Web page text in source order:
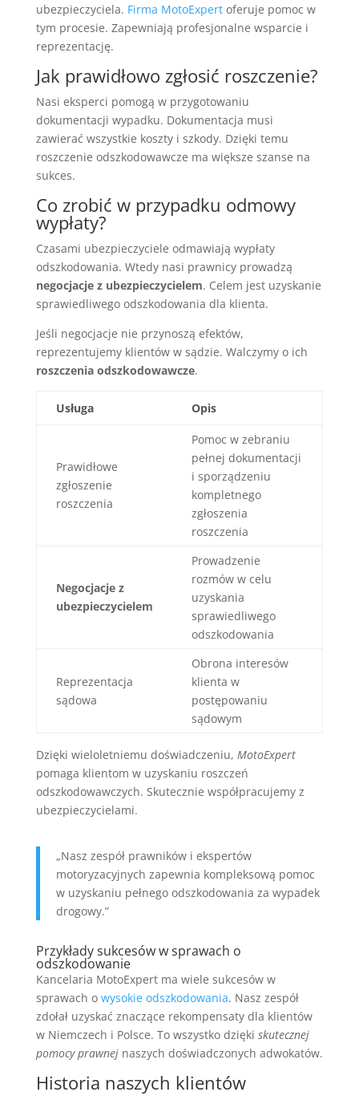
ubezpieczyciela. Firma MotoExpertoferuje pomoc w
tym procesie. Zapewniają profesjonalne wsparcie i
reprezentację.
Jak prawidłowo zgłosić roszczenie?
Nasi eksperci pomogą w przygotowaniu
dokumentacji wypadku. Dokumentacja musi
zawierać wszystkie koszty i szkody. Dzięki temu
roszczenie odszkodowawcze ma większe szanse na
sukces.
Co zrobić w przypadku odmowy
wypłaty?
Czasami ubezpieczyciele odmawiają wypłaty
odszkodowania. Wtedy nasi prawnicy prowadzą
negocjacje z ubezpieczycielem. Celem jest uzyskanie
sprawiedliwego odszkodowania dla klienta.
Jeśli negocjacje nie przynoszą efektów,
reprezentujemy klientów w sądzie. Walczymy o ich
roszczenia odszkodowawcze.
Usługa Opis
Prawidłowe
zgłoszenie
roszczenia
Pomoc w zebraniu
pełnej dokumentacji
i sporządzeniu
kompletnego
zgłoszenia
roszczenia
Negocjacje z
ubezpieczycielem
Prowadzenie
rozmów w celu
uzyskania
sprawiedliwego
odszkodowania
Reprezentacja
sądowa
Obrona interesów
klienta w
postępowaniu
sądowym
Dzięki wieloletniemu doświadczeniu, MotoExpert
pomaga klientom w uzyskaniu roszczeń
odszkodowawczych. Skutecznie współpracujemy z
ubezpieczycielami.
„Nasz zespół prawników i ekspertów
motoryzacyjnych zapewnia kompleksową pomoc
w uzyskaniu pełnego odszkodowania za wypadek
drogowy.”
Przykłady sukcesów w sprawach o
odszkodowanie
Kancelaria MotoExpert ma wiele sukcesów w
sprawach o wysokie odszkodowania. Nasz zespół
zdołał uzyskać znaczące rekompensaty dla klientów
w Niemczech i Polsce. To wszystko dzięki skutecznej
pomocy prawnejnaszych doświadczonych adwokatów.
Historia naszych klientów